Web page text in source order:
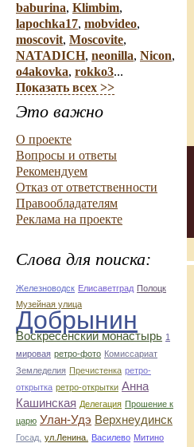
baburina, Klimbim,
lapochka17, mobvideo,
moscovit, Moscovite,
NATADICH, neonilla, Nicon,
o4akovka, rokko3...
Показать всех >>
Это важно
О проекте
Вопросы и ответы
Рекомендуем
Отказ от ответственности
Правообладателям
Реклама на проекте
Слова для поиска:
Железноводск Елисаветград Полоцк
Музейная улица
Добрынин
Воскресенский монастырь 1
мировая ретро-фото Комиссариат
Земледелия Пречистенка ретро-
открытка ретро-открытки Анна
Кашинская Делегация Прошение к
царю Улан-Удэ Верхнеудинск
Госад. ул.Ленина. Василево Митино